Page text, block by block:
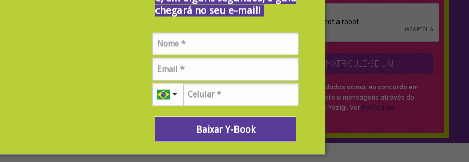
chegará no seu e-mail!
Baixar Y-Book
MATRICULE-SE JÁ!
Ao enviar os dados acima, eu concordo em
receber e-mails e mensagens através do
WhatsApp do Yázigi. Ver Política de
Privacidade